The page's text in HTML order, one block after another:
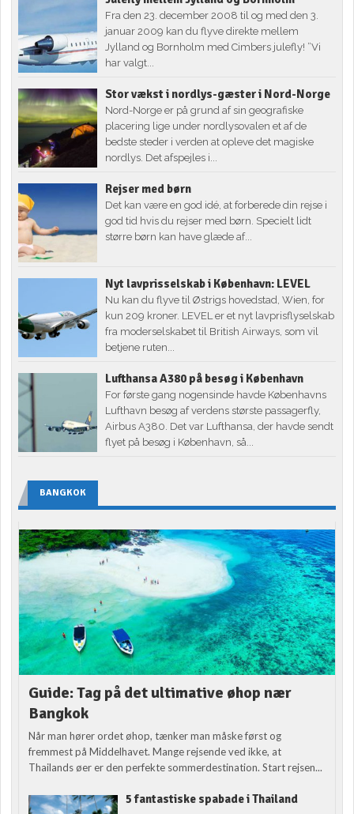
Fra den 23. december 2008 til og med den 3.
januar 2009 kan du flyve direkte mellem
Jylland og Bornholm med Cimbers julefly! ”Vi
har valgt...
Stor vækst i nordlys-gæster i Nord-Norge
Nord-Norge er på grund af sin geografiske
placering lige under nordlysovalen et af de
bedste steder i verden at opleve det magiske
nordlys. Det afspejles i...
Rejser med børn
Det kan være en god idé, at forberede din rejse i
god tid hvis du rejser med børn. Specielt lidt
større børn kan have glæde af...
Nyt lavprisselskab i København: LEVEL
Nu kan du flyve til Østrigs hovedstad, Wien, for
kun 209 kroner. LEVEL er et nyt lavprisflyselskab
fra moderselskabet til British Airways, som vil
betjene ruten...
Lufthansa A380 på besøg i København
For første gang nogensinde havde Københavns
Lufthavn besøg af verdens største passagerfly,
Airbus A380. Det var Lufthansa, der havde sendt
flyet på besøg i København, så...
BANGKOK
Guide: Tag på det ultimative øhop nær
Bangkok
Når man hører ordet øhop, tænker man måske først og
fremmest på Middelhavet. Mange rejsende ved ikke, at
Thailands øer er den perfekte sommerdestination. Start rejsen...
5 fantastiske spabade i Thailand